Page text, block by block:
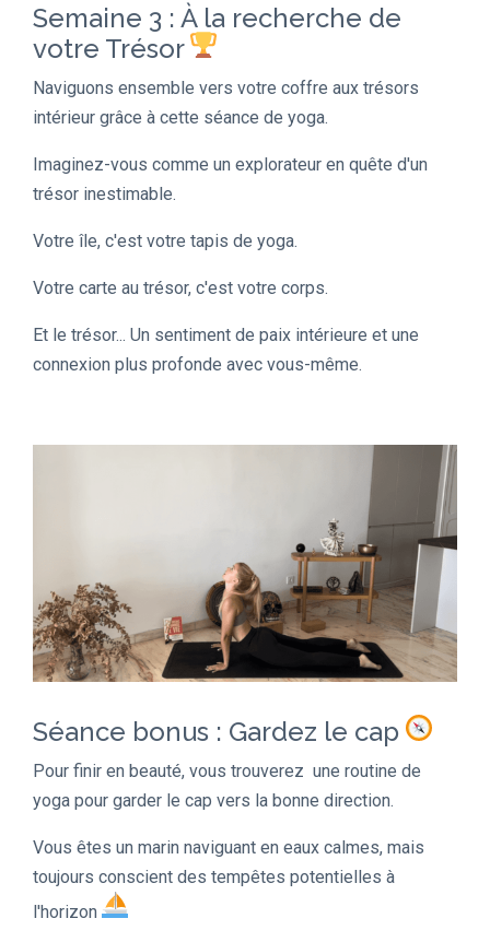
Semaine 3 : À la recherche de
votre Trésor
Naviguons ensemble vers votre coffre aux trésors
intérieur grâce à cette séance de yoga.
Imaginez-vous comme un explorateur en quête d'un
trésor inestimable.
Votre île, c'est votre tapis de yoga.
Votre carte au trésor, c'est votre corps.
Et le trésor... Un sentiment de paix intérieure et une
connexion plus profonde avec vous-même.
Séance bonus : Gardez le cap
Pour finir en beauté, vous trouverez une routine de
yoga pour garder le cap vers la bonne direction.
Vous êtes un marin naviguant en eaux calmes, mais
toujours conscient des tempêtes potentielles à
l'horizon